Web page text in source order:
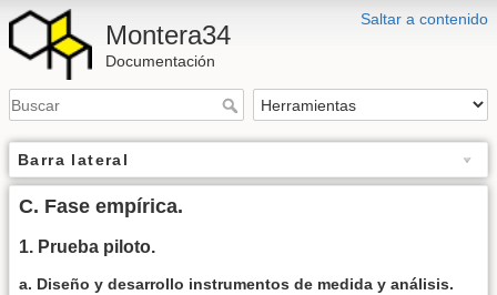
Saltar a contenido
Montera34
Documentación
Barra lateral
C. Fase empírica.
1. Prueba piloto.
a. Diseño y desarrollo instrumentos de medida y análisis.